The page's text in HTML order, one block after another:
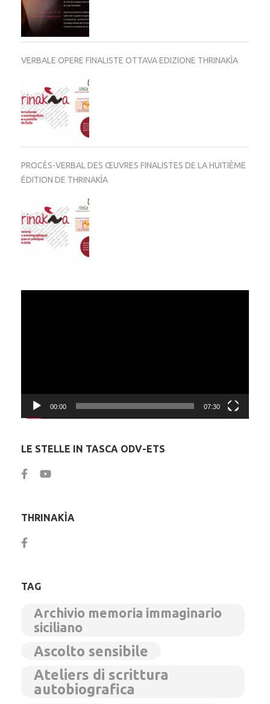
VERBALE OPERE FINALISTE OTTAVA EDIZIONE THRINAKÌA
PROCÈS-VERBAL DES ŒUVRES FINALISTES DE LA HUITIÈME
ÉDITION DE THRINAKÌA
00:00 07:30
LE STELLE IN TASCA ODV-ETS
THRINAKÌA
TAG
Archivio memoria immaginario
siciliano
Ascolto sensibile
Ateliers di scrittura
autobiografica